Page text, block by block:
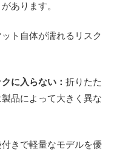
あります。
ト自体が濡れるリスク
に入らない： 折りたた
品によって大きく異な
きで軽量なモデルを優